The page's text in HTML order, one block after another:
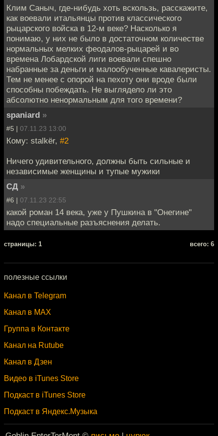
Клим Саныч, где-нибудь хоть вскользь, расскажите,
как воевали итальянцы против классического
рыцарского войска в 12-м веке? Насколько я
понимаю, у них не было в достаточном количестве
нормальных мелких феодалов-рыцарей и во
времена Лобардской лиги воевали спешно
набранные за деньги и малообученные кавалеристы.
Тем не менее с опорой на пехоту они вроде были
способны побеждать. Не выглядело ли это
абсолютно ненормальным для того времени?
spaniard »
#5 | 07.11.23 13:00
Кому: stalkёr, #2
Ничего удивительного, должны быть сильные и
независимые женщины и тупые мужики
СД »
#6 | 07.11.23 22:55
какой роман 14 века, уже у Пушкина в "Онегине"
надо специальные разъяснения делать.
cтраницы: 1 всего: 6
полезные ссылки
Канал в Telegram
Канал в MAX
Группа в Контакте
Канал на Rutube
Канал в Дзен
Видео в iTunes Store
Подкаст в iTunes Store
Подкаст в Яндекс.Музыка